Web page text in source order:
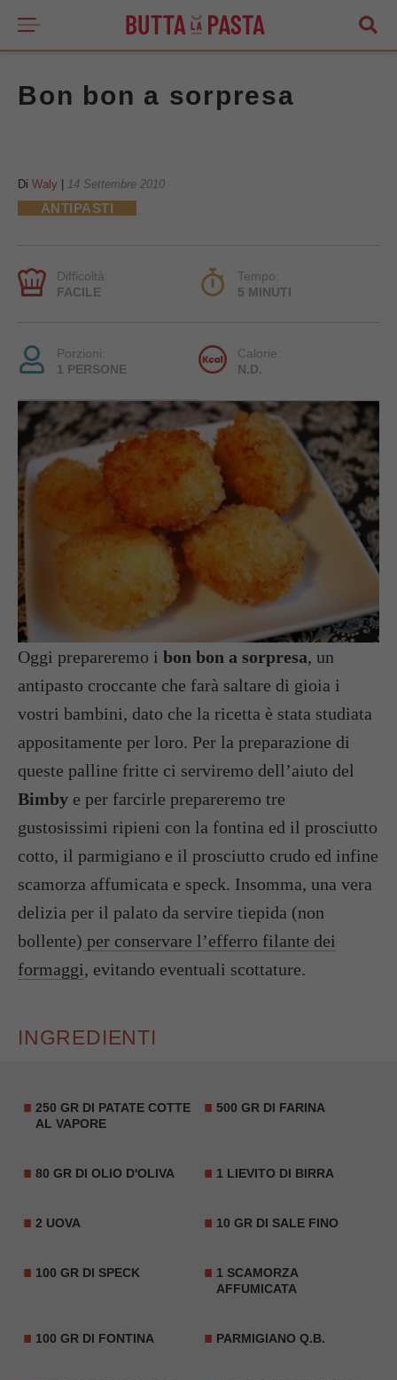
Bon bon a sorpresa
Di Waly 14 Settembre 2010
ANTIPASTI
Difficoltà:
FACILE
Tempo:
5 MINUTI
Porzioni:
1 PERSONE
Calorie:
N.D.
Oggi prepareremo i bon bon a sorpresa, un
antipasto croccante che farà saltare di gioia i
vostri bambini, dato che la ricetta è stata studiata
appositamente per loro. Per la preparazione di
queste palline fritte ci serviremo dell’aiuto del
Bimby e per farcirle prepareremo tre
gustosissimi ripieni con la fontina ed il prosciutto
cotto, il parmigiano e il prosciutto crudo ed infine
scamorza affumicata e speck. Insomma, una vera
delizia per il palato da servire tiepida (non
bollente) per conservare l’efferro filante dei
formaggi, evitando eventuali scottature.
INGREDIENTI
250 GR DI PATATE COTTE
AL VAPORE
500 GR DI FARINA
80 GR DI OLIO D'OLIVA 1 LIEVITO DI BIRRA
2 UOVA 10 GR DI SALE FINO
100 GR DI SPECK
1 SCAMORZA
AFFUMICATA
100 GR DI FONTINA PARMIGIANO Q.B.